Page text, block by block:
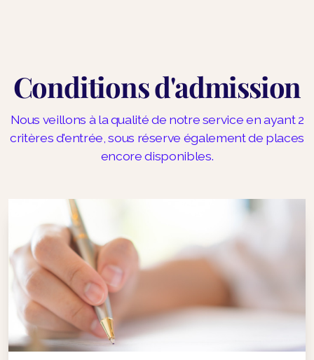
Conditions d'admission
Nous veillons à la qualité de notre service en ayant 2
critères d'entrée, sous réserve également de places
encore disponibles.